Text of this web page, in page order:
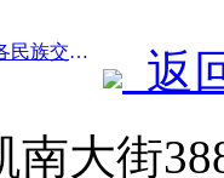
前一篇：新疆喀什舉行旅游促各民族交流推廣活動
返
南大街